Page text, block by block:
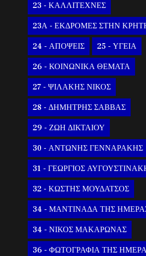
23 - ΚΑΛΛΙΤΕΧΝΕΣ
23Α - ΕΚΔΡΟΜΕΣ ΣΤΗΝ
24 - ΑΠΟΨΕΙΣ 25 - ΥΓΕΙΑ
26 - ΚΟΙΝΩΝΙΚΑ ΘΕΜΑΤΑ
27 - ΨΙΛΑΚΗΣ ΝΙΚΟΣ
28 - ΔΗΜΗΤΡΗΣ ΣΑΒΒΑΣ
29 - ΖΩΗ ΔΙΚΤΑΙΟΥ
30 - ΑΝΤΩΝΗΣ ΓΕΝΝΑΡΑΚΗΣ
31 - ΓΕΩΡΓΙΟΣ
32 - ΚΩΣΤΗΣ ΜΟΥΔΑΤΣΟΣ
34 - ΜΑΝΤΙΝΑΔΑ ΤΗΣ
34 - ΝΙΚΟΣ ΜΑΚΑΡΩΝΑΣ
36 - ΦΩΤΟΓΡΑΦΙΑ ΤΗΣ